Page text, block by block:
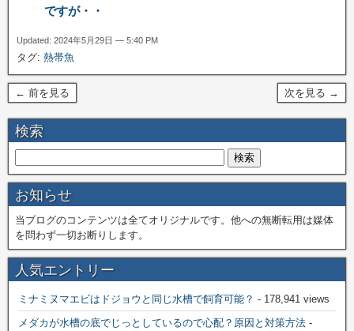
ですが・・
Updated: 2024年5月29日 — 5:40 PM
タグ: 熱帯魚
← 前を見る 次を見る →
検索
お知らせ
当ブログのコンテンツは全てオリジナルです。他への無断転用は媒体
を問わず一切お断りします。
人気エントリー
ミナミヌマエビはドジョウと同じ水槽で飼育可能？ - 178,941 views
メダカが水槽の底でじっとしているので心配？原因と対策方法 -